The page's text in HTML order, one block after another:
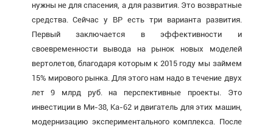
нужны не для спасения, а для развития. Это возвратные
средства. Сейчас у ВР есть три варианта развития.
Первый заключается в эффективности и
своевременности вывода на рынок новых моделей
вертолетов, благодаря которым к 2015 году мы займем
15% мирового рынка. Для этого нам надо в течение двух
лет 9 млрд руб. на перспективные проекты. Это
инвестиции в Ми-38, Ка-62 и двигатель для этих машин,
модернизацию экспериментального комплекса. После